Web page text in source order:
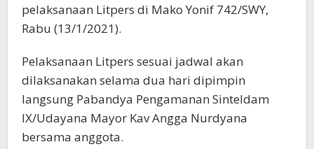
pelaksanaan Litpers di Mako Yonif 742/SWY,
Rabu (13/1/2021).
Pelaksanaan Litpers sesuai jadwal akan
dilaksanakan selama dua hari dipimpin
langsung Pabandya Pengamanan Sinteldam
IX/Udayana Mayor Kav Angga Nurdyana
bersama anggota.